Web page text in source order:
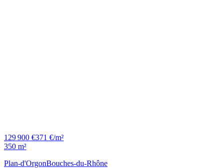
129 900 €371 €/m²
350 m²
Plan-d'OrgonBouches-du-Rhône